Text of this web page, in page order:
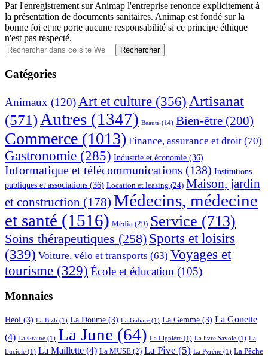
Par l'enregistrement sur Animap l'entreprise renonce explicitement à
la présentation de documents sanitaires. Animap est fondé sur la
bonne foi et ne porte aucune responsabilité si ce principe éthique
n'est pas respecté.
Barre
latérale
principale
Rechercher
dans
ce
site
Catégories
Animaux (120) Art et culture (356) Artisanat
(571) Autres (1347) Beauté (14) Bien-être (200)
Commerce (1013) Finance, assurance et droit (70)
Gastronomie (285) Industrie et économie (36)
Informatique et télécommunications (138) Institutions
publiques et associations (36) Location et leasing (24) Maison, jardin
et construction (178) Médecins, médecine
et santé (1516) Média (29) Service (713)
Soins thérapeutiques (258) Sports et loisirs
(339) Voiture, vélo et transports (63) Voyages et
tourisme (329) École et éducation (105)
Monnaies
Heol (3) La Bizh (1) La Doume (3) La Gabare (1) La Gemme (3) La Gonette
(4) La Graine (1) La June (64) La Lignière (1) La livre Savoie (1) La
Luciole (1) La Maillette (4) La MUSE (2) La Pive (5) La Pyrène (1) La Pêche